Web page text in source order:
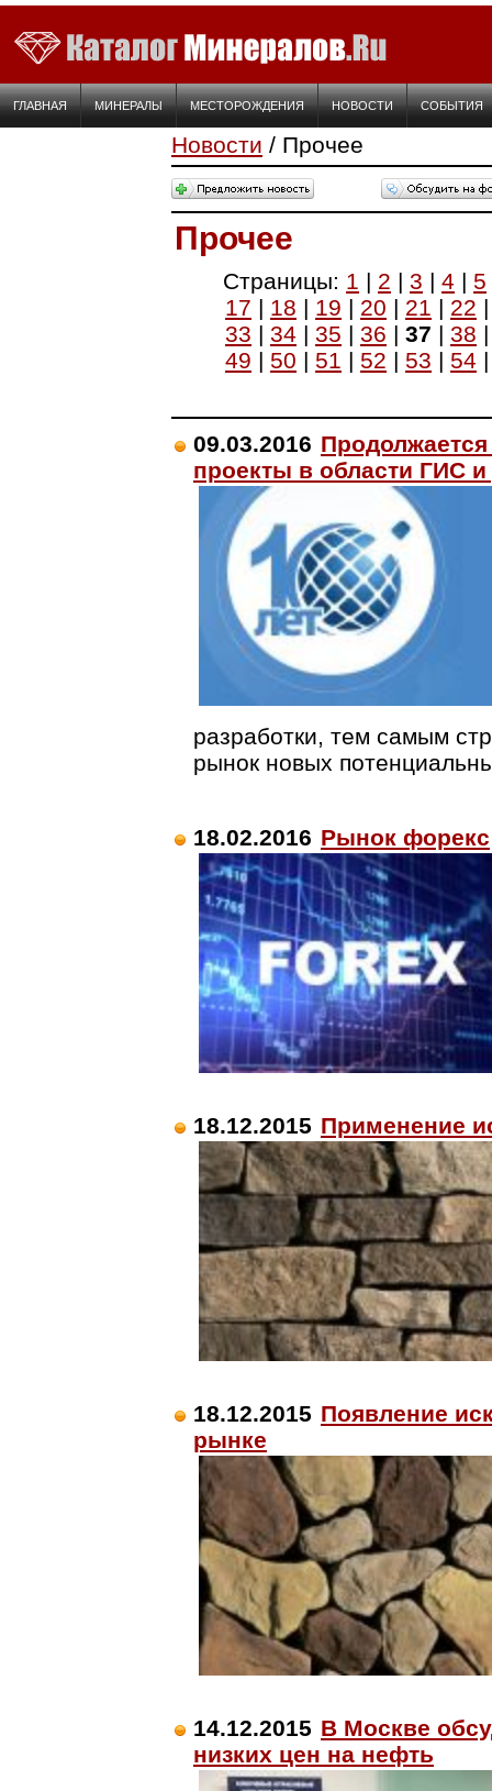
ГЛАВНАЯ МИНЕРАЛЫ МЕСТОРОЖДЕНИЯ НОВОСТИ СОБЫТИЯ
Новости / Прочее
Прочее
Страницы: 1 | 2 | 3 | 4 | 5
17 | 18 | 19 | 20 | 21 | 22
33 | 34 | 35 | 36 | 37 | 38
49 | 50 | 51 | 52 | 53 | 54
09.03.2016
проекты в области ГИС
разработки, тем самым
рынок новых
18.02.2016 Рынок форекс
18.12.2015 Применение
18.12.2015 Появление
рынке
14.12.2015 В Москве
низких цен на нефть